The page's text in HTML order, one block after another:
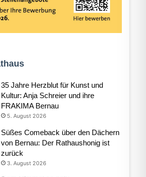
35 Jahre Herzblut für Kunst und
Kultur: Anja Schreier und ihre
FRAKIMA Bernau
5. August 2026
Süßes Comeback über den Dächern
von Bernau: Der Rathaushonig ist
zurück
3. August 2026